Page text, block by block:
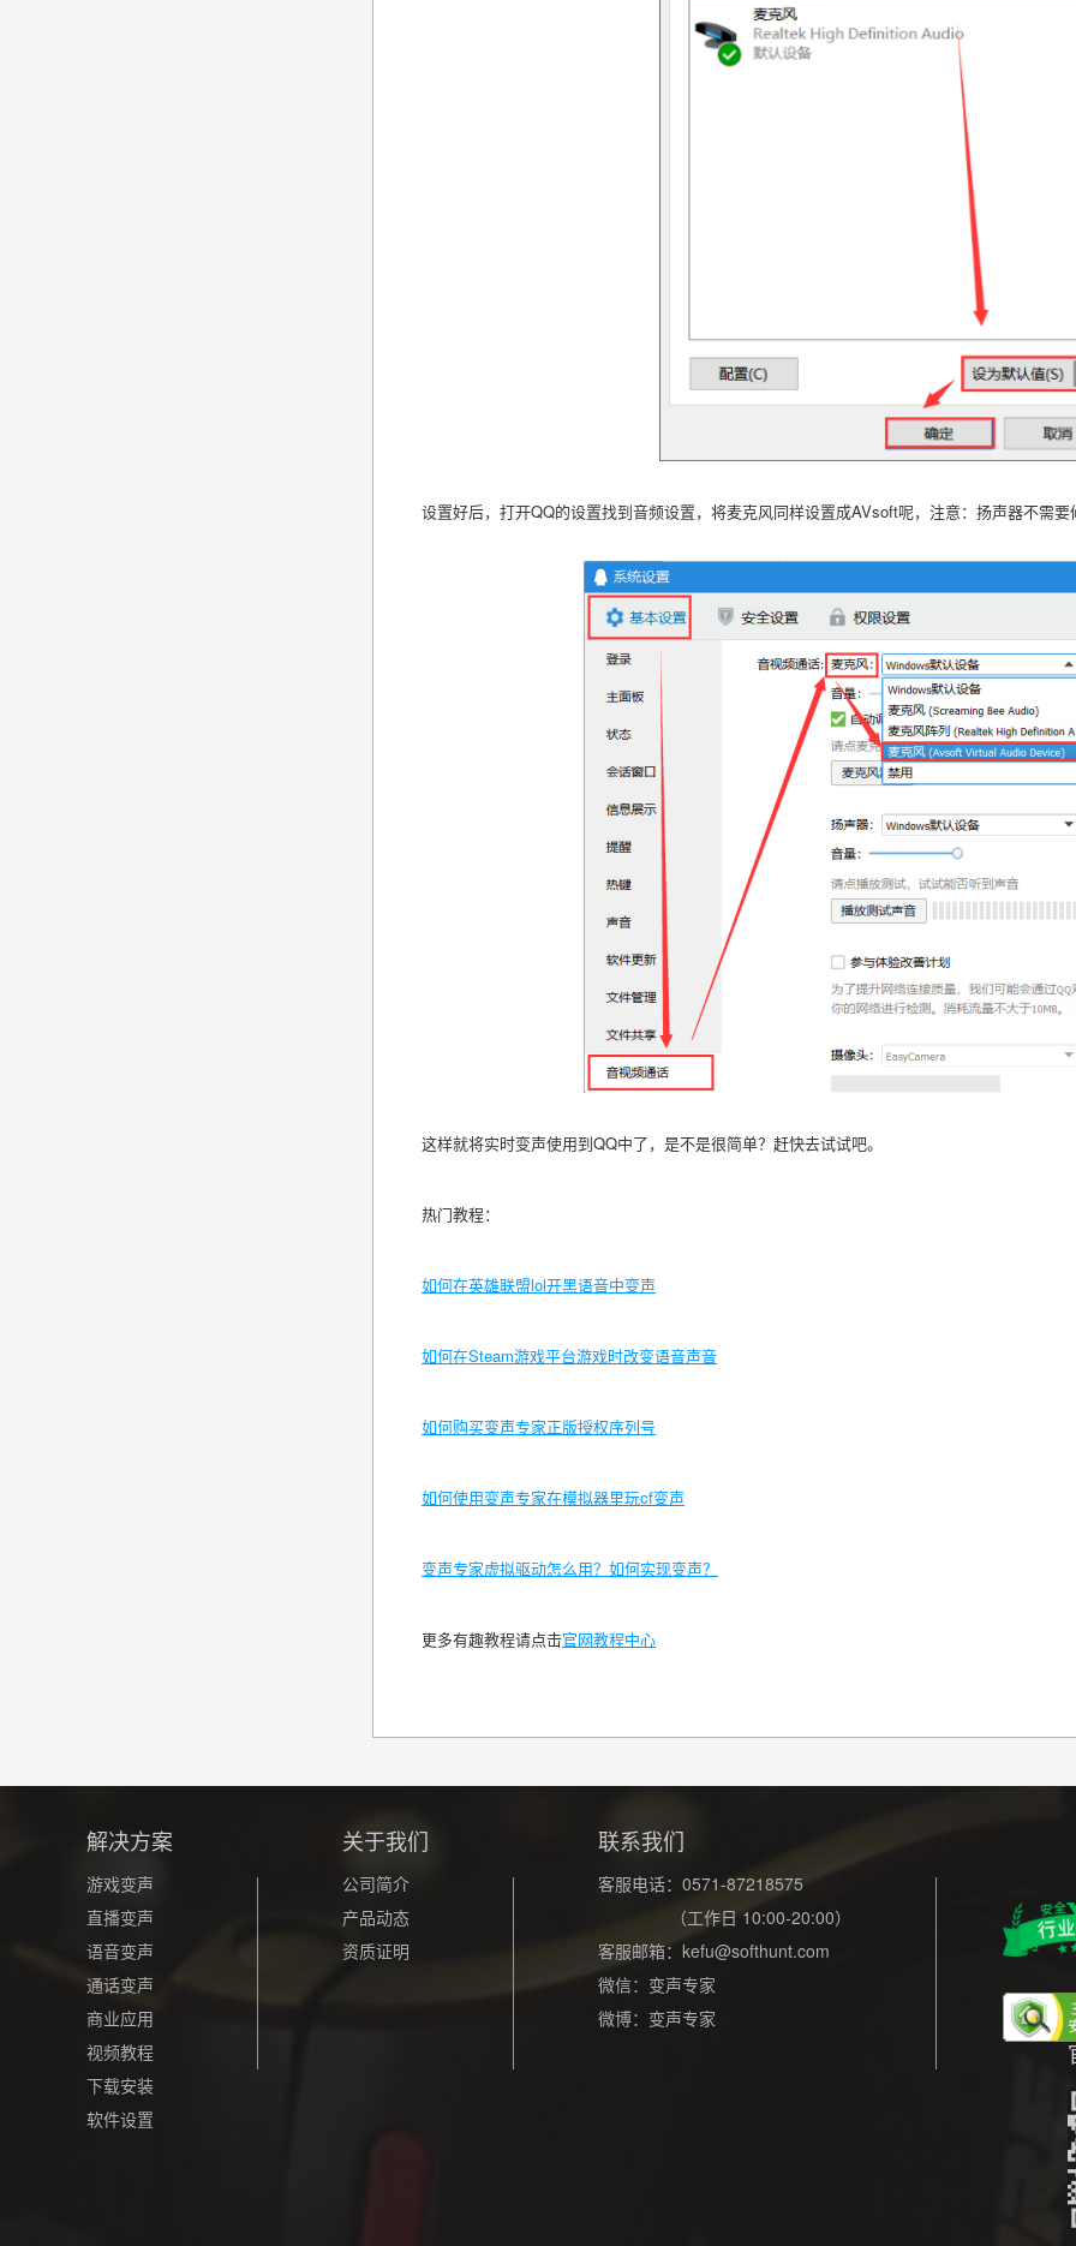
设置好后，打开QQ的设置找到音频设置，将麦克风同样设置成AVsoft呢，注意： 扬声器不需要
这样就将实时变声使用到QQ中了，是不是很简单？赶快去试试吧。
热门教程：
如何在英雄联盟lol开黑语音中变声
如何在Steam游戏平台游戏时改变语音声音
如何购买变声专家正版授权序列号
如何使用变声专家在模拟器里玩cf变声
变声专家虚拟驱动怎么用？如何实现变声？
更多有趣教程请点击官网教程中心
解决方案
游戏变声
直播变声
语音变声
通话变声
商业应用
视频教程
下载安装
软件设置
关于我们
公司简介
产品动态
资质证明
联系我们
客服电话：0571-87218575
（工作日 10:00-20:00）
客服邮箱： kefu@softhunt.com
微信：变声专家
微博：变声专家